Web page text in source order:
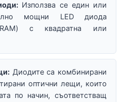
Използва се един или
мощни LED диода
с квадратна или
Диодите са комбинирани
оптични лещи, които
по начин, съответстващ